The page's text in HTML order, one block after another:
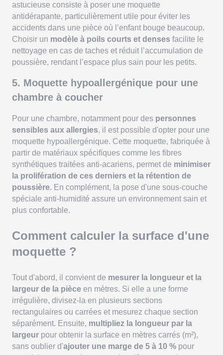
astucieuse consiste à poser une moquette
antidérapante, particulièrement utile pour éviter les
accidents dans une pièce où l’enfant bouge beaucoup.
Choisir un modèle à poils courts et denses facilite le
nettoyage en cas de taches et réduit l’accumulation de
poussière, rendant l’espace plus sain pour les petits.
5. Moquette hypoallergénique pour une
chambre à coucher
Pour une chambre, notamment pour des personnes
sensibles aux allergies, il est possible d'opter pour une
moquette hypoallergénique. Cette moquette, fabriquée à
partir de matériaux spécifiques comme les fibres
synthétiques traitées anti-acariens, permet de minimiser
la prolifération de ces derniers et la rétention de
poussière. En complément, la pose d'une sous-couche
spéciale anti-humidité assure un environnement sain et
plus confortable.
Comment calculer la surface d'une
moquette ?
Tout d'abord, il convient de mesurer la longueur et la
largeur de la pièce en mètres. Si elle a une forme
irrégulière, divisez-la en plusieurs sections
rectangulaires ou carrées et mesurez chaque section
séparément. Ensuite, multipliez la longueur par la
largeur pour obtenir la surface en mètres carrés (m²),
sans oublier d'ajouter une marge de 5 à 10 % pour